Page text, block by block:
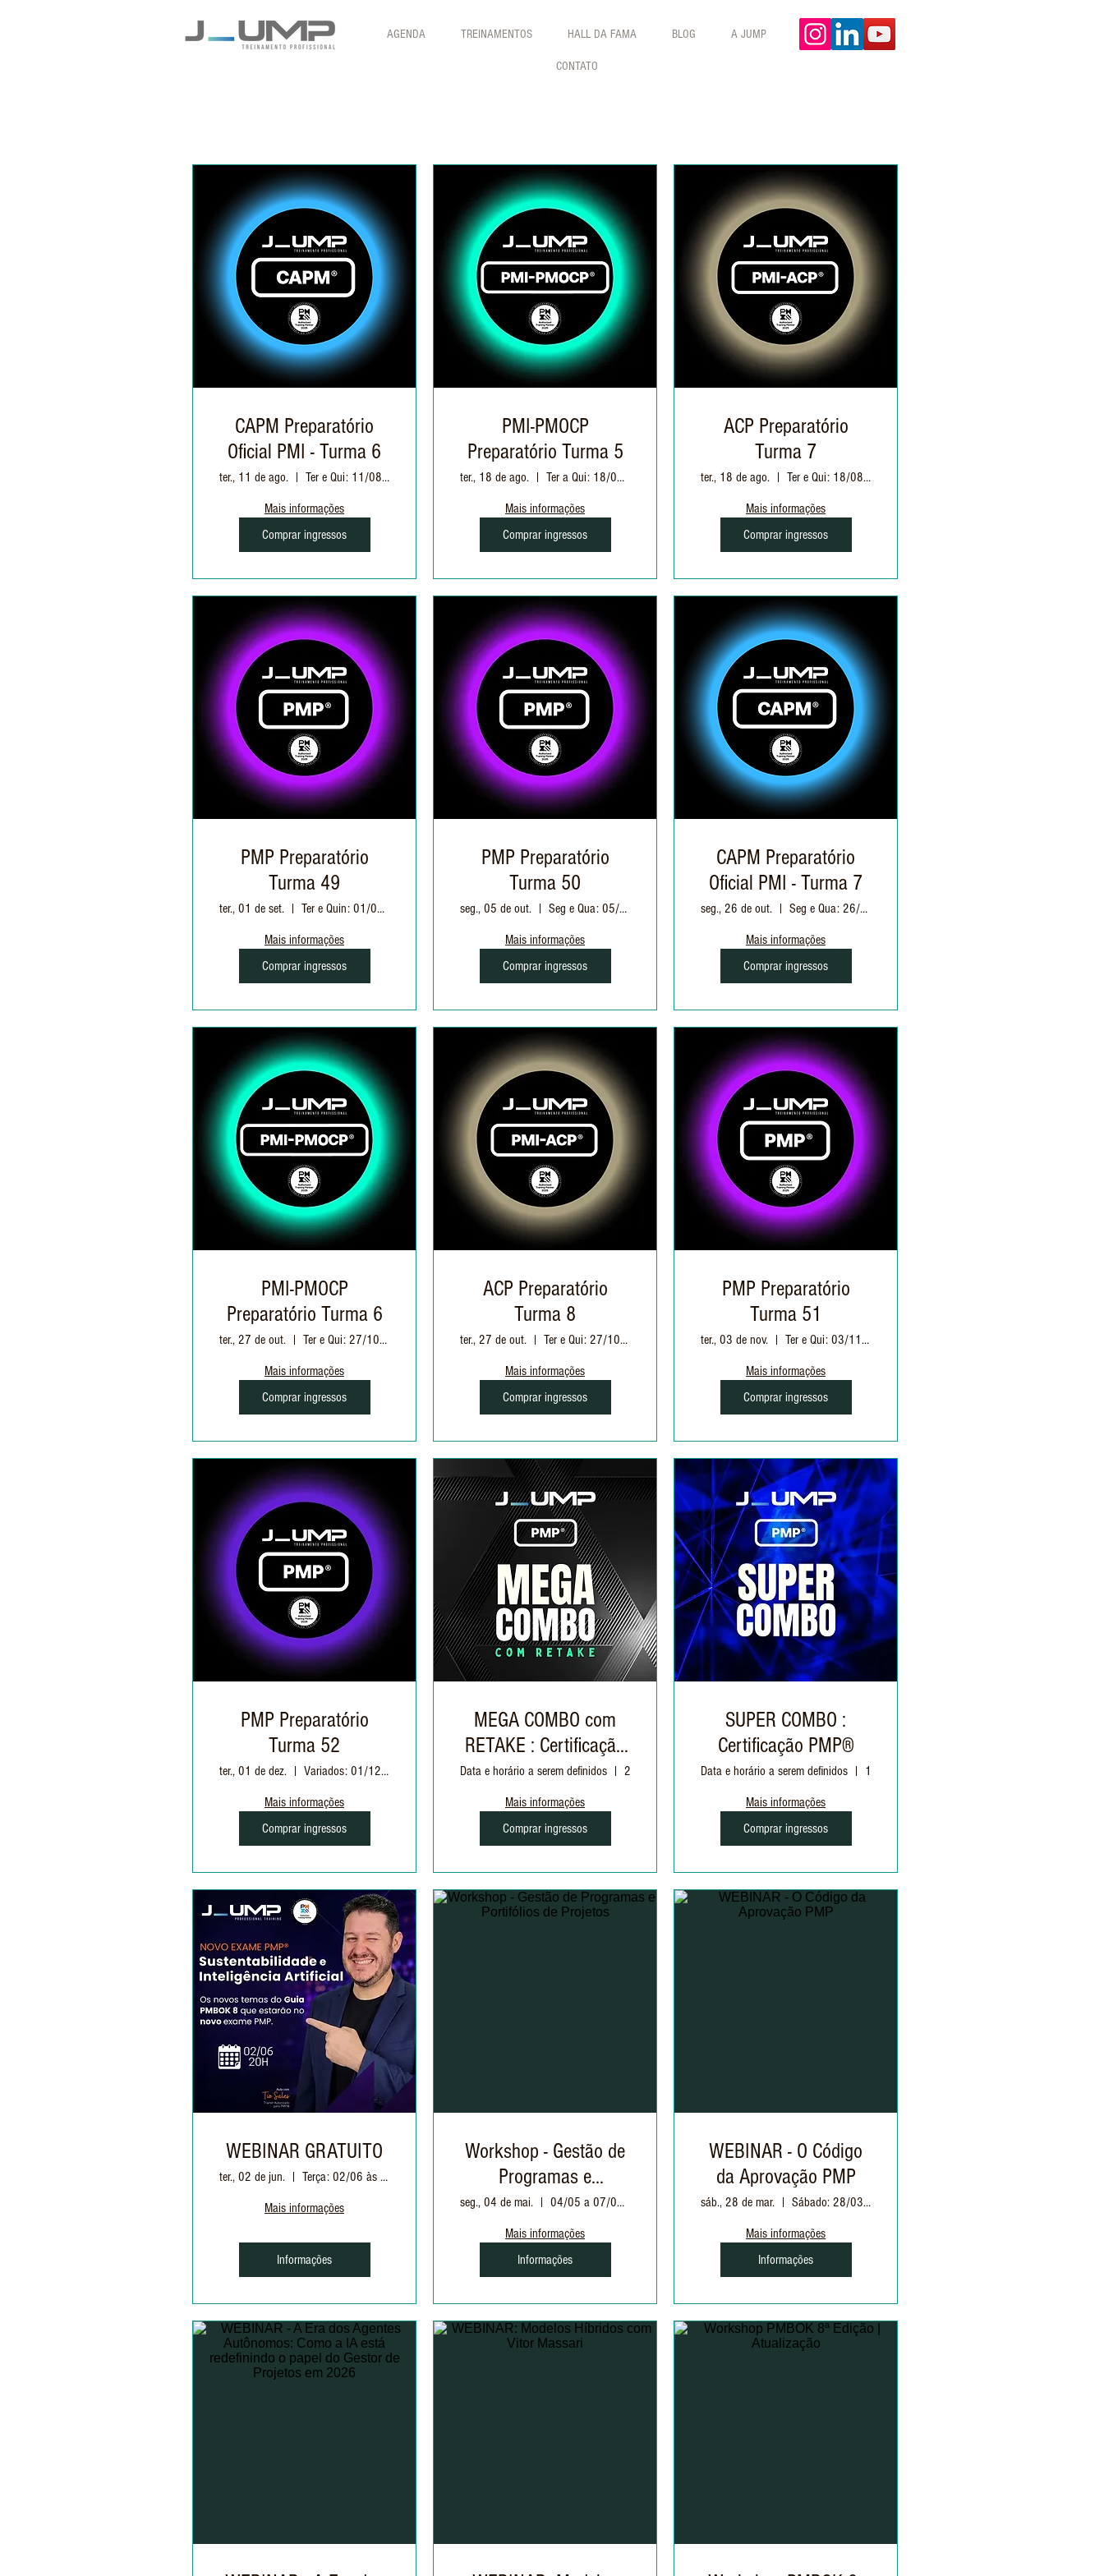
AGENDA TREINAMENTOS HALL DA FAMA BLOG A JUMP
CONTATO
CAPM Preparatório
Oficial PMI - Turma 6
ter., 11 de ago. Ter e Qui: 11/08 à 03/09 | 19h as 22h30
Mais informações
Comprar ingressos
PMI-PMOCP
Preparatório Turma 5
ter., 18 de ago. Ter a Qui: 18/08 à 08/09 | 19h às 22h30
Mais informações
Comprar ingressos
ACP Preparatório
Turma 7
ter., 18 de ago. Ter e Qui: 18/08 à 17/09 | 19h às 22h30
Mais informações
Comprar ingressos
PMP Preparatório
Turma 49
ter., 01 de set. Ter e Quin: 01/09 à 01/10 | 19h às 22h30
Mais informações
Comprar ingressos
PMP Preparatório
Turma 50
seg., 05 de out. Seg e Qua: 05/10 à 11/11 | 19h às 22h30
Mais informações
Comprar ingressos
CAPM Preparatório
Oficial PMI - Turma 7
seg., 26 de out. Seg e Qua: 26/10 à 23/11 | 19h as 22h30
Mais informações
Comprar ingressos
PMI-PMOCP
Preparatório Turma 6
ter., 27 de out. Ter e Qui: 27/10 à 17/11| 19h às 22h30
Mais informações
Comprar ingressos
ACP Preparatório
Turma 8
ter., 27 de out. Ter e Qui: 27/10 à 26/11 | 19h às 22h30
Mais informações
Comprar ingressos
PMP Preparatório
Turma 51
ter., 03 de nov. Ter e Qui: 03/11 à 03/12 | 19h às 22h30
Mais informações
Comprar ingressos
PMP Preparatório
Turma 52
ter., 01 de dez. Variados: 01/12 à 16/12 | 19h às 22h30
Mais informações
Comprar ingressos
MEGA COMBO com
RETAKE : Certificação
PMP®
Data e horário a serem definidos
Mais informações
Comprar ingressos
SUPER COMBO :
Certificação PMP®
Data e horário a serem definidos
Mais informações
Comprar ingressos
WEBINAR GRATUITO
ter., 02 de jun. Terça: 02/06 às 20h
Mais informações
Informações
Workshop - Gestão de
Programas e
Portifólios de Projetos
seg., 04 de mai. 04/05 a 07/05 - 19h às 22h
Mais informações
Informações
WEBINAR - O Código
da Aprovação PMP
sáb., 28 de mar. Sábado: 28/03 às 09h
Mais informações
Informações